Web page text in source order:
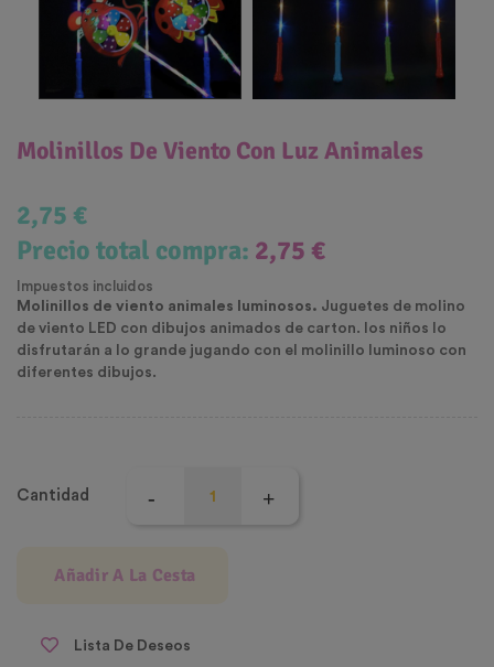
Molinillos De Viento Con Luz Animales
2,75 €
Precio total compra: 2,75 €
Impuestos incluidos
Molinillos de viento animales luminosos. Juguetes de molino
de viento LED con dibujos animados de carton. los niños lo
disfrutarán a lo grande jugando con el molinillo luminoso con
diferentes dibujos.
Cantidad
Añadir A La Cesta
Lista De Deseos